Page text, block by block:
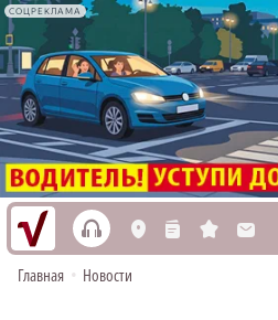
СОЦРЕКЛАМА
h L n s M
Главная • Новости